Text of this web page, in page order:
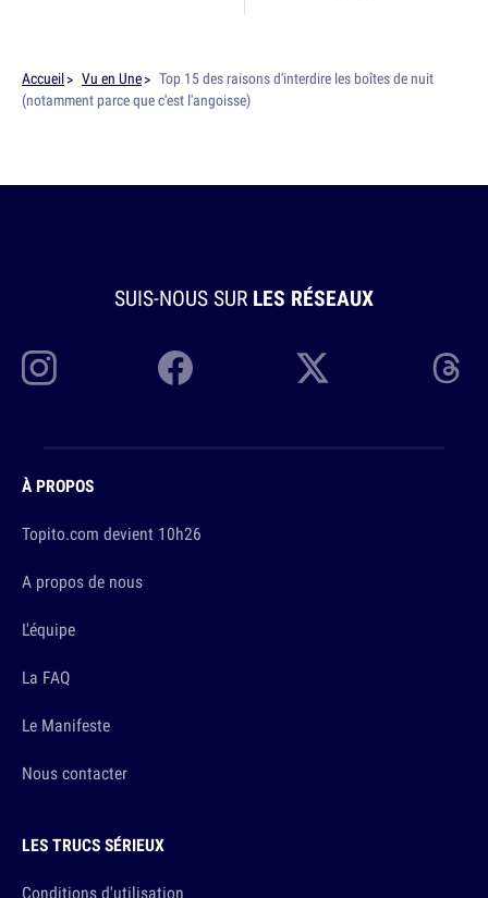
Accueil Vu en Une
Top 15 des raisons d'interdire les boîtes de nuit
(notamment parce que c'est l'angoisse)
SUIS-NOUS SUR LES RÉSEAUX
À PROPOS
Topito.com devient 10h26
A propos de nous
L'équipe
La FAQ
Le Manifeste
Nous contacter
LES TRUCS SÉRIEUX
Conditions d'utilisation